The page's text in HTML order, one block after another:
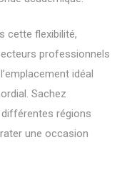
cette flexibilité,
professionnels
idéal
Sachez
régions
une occasion